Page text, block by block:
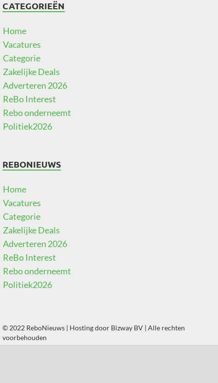
CATEGORIEËN
Home
Vacatures
Categorie
Zakelijke Deals
Adverteren 2026
ReBo Interest
Rebo onderneemt
Politiek2026
REBONIEUWS
Home
Vacatures
Categorie
Zakelijke Deals
Adverteren 2026
ReBo Interest
Rebo onderneemt
Politiek2026
© 2022 ReboNieuws | Hosting door Bizway BV | Alle rechten
voorbehouden